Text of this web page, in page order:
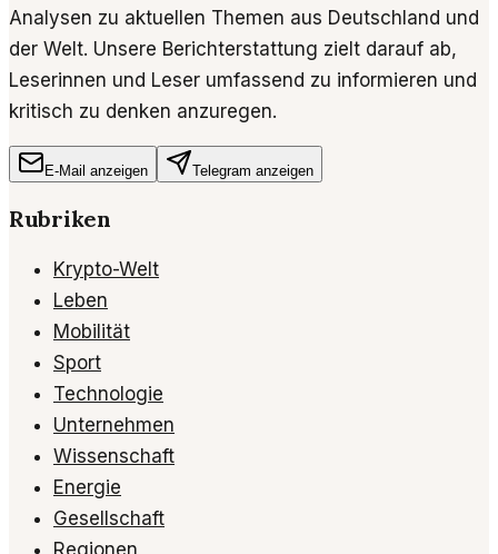
Analysen zu aktuellen Themen aus Deutschland und
der Welt. Unsere Berichterstattung zielt darauf ab,
Leserinnen und Leser umfassend zu informieren und
kritisch zu denken anzuregen.
E-Mail anzeigen Telegram anzeigen
Rubriken
Krypto-Welt
Leben
Mobilität
Sport
Technologie
Unternehmen
Wissenschaft
Energie
Gesellschaft
Regionen